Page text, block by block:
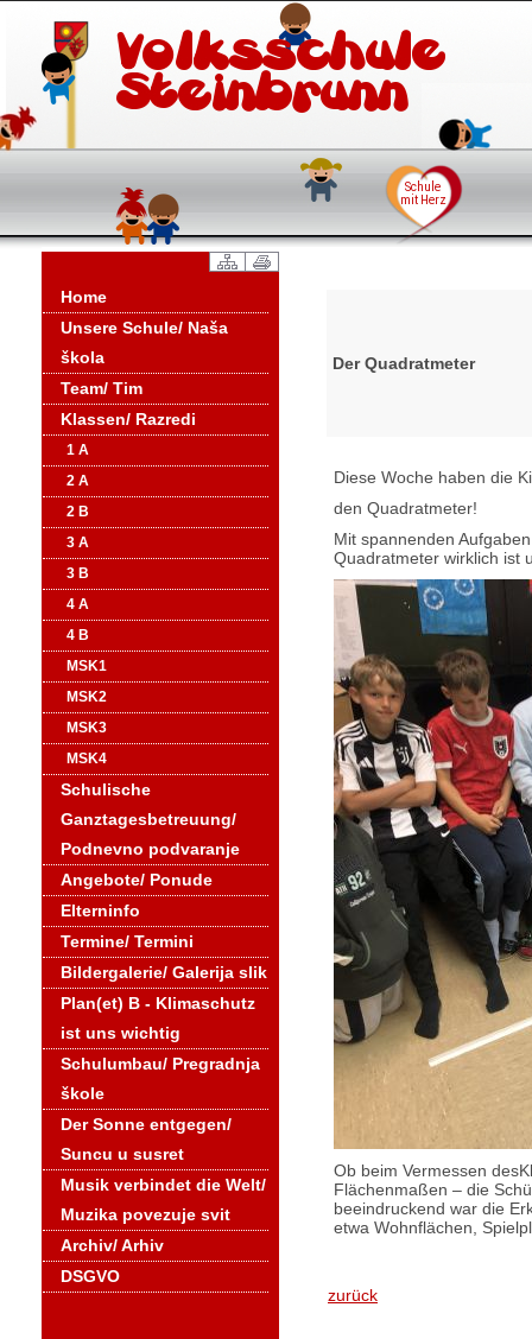
Home
Unsere Schule/ Naša
škola
Team/ Tim
Klassen/ Razredi
1 A
2 A
2 B
3 A
3 B
4 A
4 B
MSK1
MSK2
MSK3
MSK4
Schulische
Ganztagesbetreuung/
Podnevno podvaranje
Angebote/ Ponude
Elterninfo
Termine/ Termini
Bildergalerie/ Galerija slik
Plan(et) B - Klimaschutz
ist uns wichtig
Schulumbau/ Pregradnja
škole
Der Sonne entgegen/
Suncu u susret
Musik verbindet die Welt/
Muzika povezuje svit
Archiv/ Arhiv
DSGVO
Der Quadratmeter
Diese Woche haben die
den Quadratmeter!
Mit spannenden
Quadratmeter wirklich ist
Ob beim Vermessen
Flächenmaßen – die
beeindruckend war die
etwa Wohnflächen,
zurück